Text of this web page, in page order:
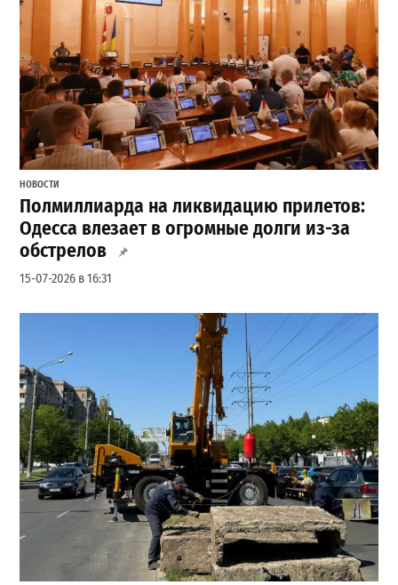
НОВОСТИ
Полмиллиарда на ликвидацию прилетов:
Одесса влезает в огромные долги из-за
обстрелов
15-07-2026 в 16:31